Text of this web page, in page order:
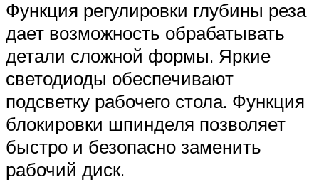
Функция регулировки глубины реза
дает возможность обрабатывать
детали сложной формы. Яркие
светодиоды обеспечивают
подсветку рабочего стола. Функция
блокировки шпинделя позволяет
быстро и безопасно заменить
рабочий диск.